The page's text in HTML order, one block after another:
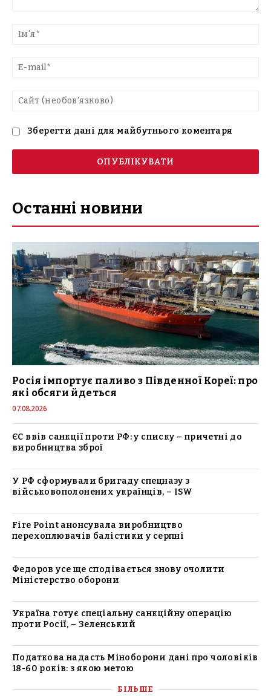
текст
Зберегти дані для майбутнього коментаря
Останні новини
Росія імпортує паливо з Південної Кореї: про
які обсяги йдеться
07.08.2026
ЄС ввів санкції проти РФ: у списку – причетні до
виробництва зброї
У РФ сформували бригаду спецназу з
військовополонених українців, – ISW
Fire Point анонсувала виробництво
перехоплювачів балістики у серпні
Федоров усе ще сподівається знову очолити
Міністерство оборони
Україна готує спеціальну санкційну операцію
проти Росії, – Зеленський
Податкова надасть Міноборони дані про чоловіків
18-60 років: з якою метою
БІЛЬШЕ